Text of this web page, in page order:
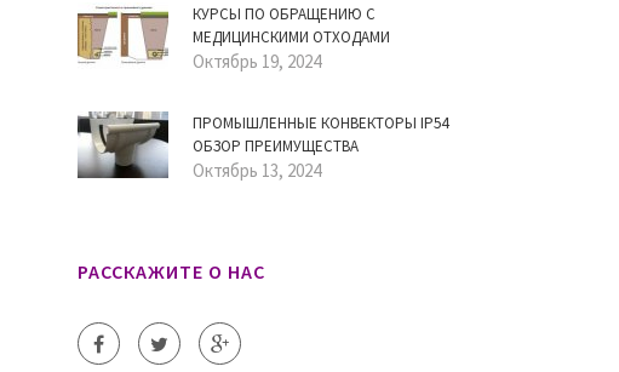
КУРСЫ ПО ОБРАЩЕНИЮ С
МЕДИЦИНСКИМИ ОТХОДАМИ
Октябрь 19, 2024
ПРОМЫШЛЕННЫЕ КОНВЕКТОРЫ IP54
ОБЗОР ПРЕИМУЩЕСТВА
Октябрь 13, 2024
РАССКАЖИТЕ О НАС